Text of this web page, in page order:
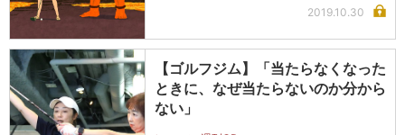
2019.10.30
【ゴルフジム】「当たらなくなった
ときに、なぜ当たらないのか分から
ない」